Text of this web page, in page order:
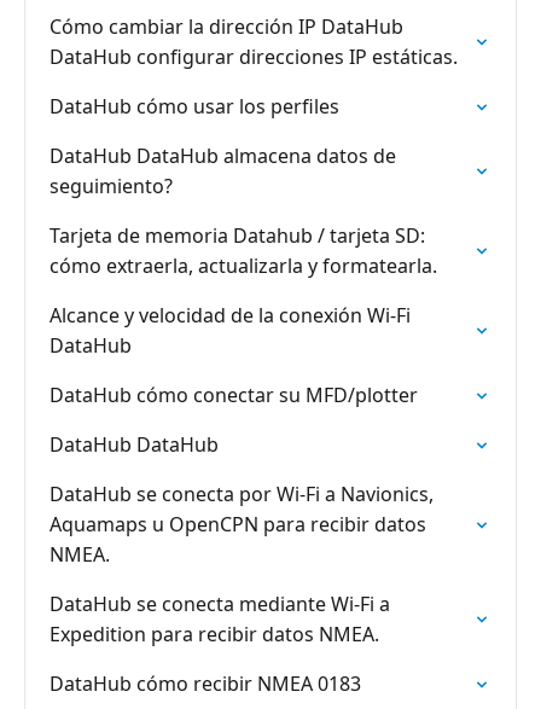
Cómo cambiar la dirección IP DataHub
DataHub configurar direcciones IP estáticas.
DataHub cómo usar los perfiles
DataHub DataHub almacena datos de
seguimiento?
Tarjeta de memoria Datahub / tarjeta SD:
cómo extraerla, actualizarla y formatearla.
Alcance y velocidad de la conexión Wi-Fi
DataHub
DataHub cómo conectar su MFD/plotter
DataHub DataHub
DataHub se conecta por Wi-Fi a Navionics,
Aquamaps u OpenCPN para recibir datos
NMEA.
DataHub se conecta mediante Wi-Fi a
Expedition para recibir datos NMEA.
DataHub cómo recibir NMEA 0183